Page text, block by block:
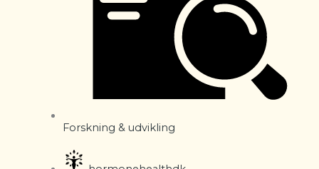
Forskning & udvikling